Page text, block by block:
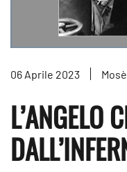
06 Aprile 2023
L’ANGELO